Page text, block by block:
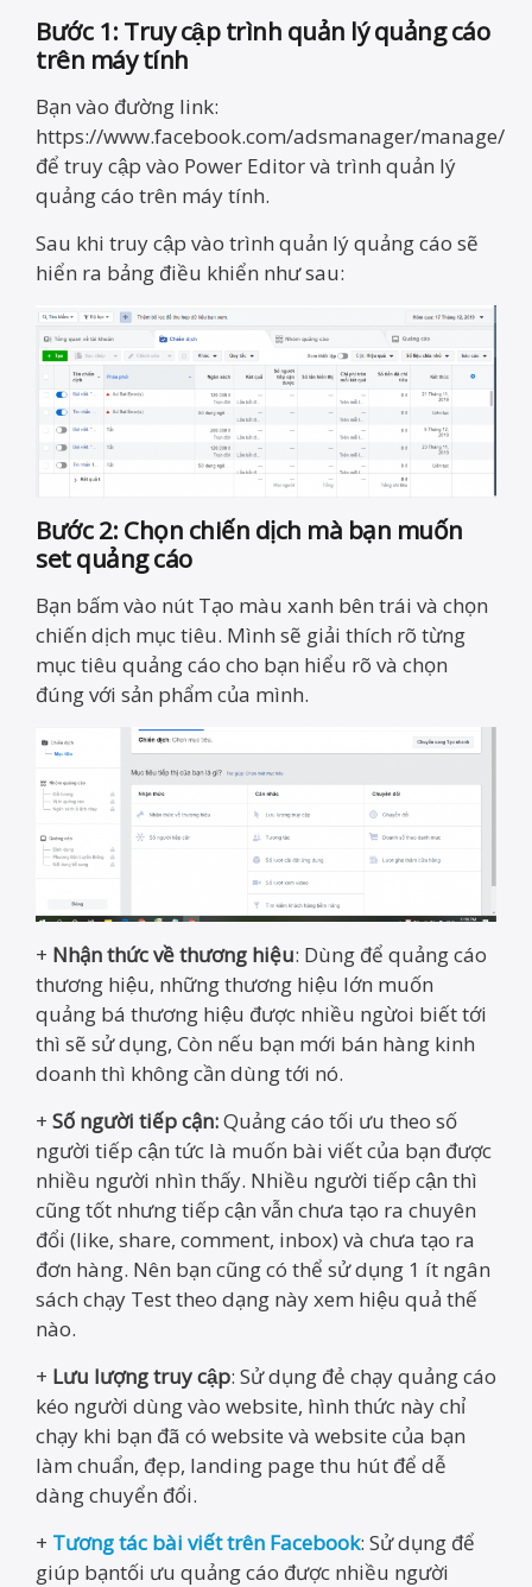
Bước 1: Truy cập trình quản lý quảng cáo
trên máy tính
Bạn vào đường link:
https://www.facebook.com/adsmanager/manage/
để truy cập vào Power Editor và trình quản lý
quảng cáo trên máy tính.
Sau khi truy cập vào trình quản lý quảng cáo sẽ
hiển ra bảng điều khiển như sau:
Bước 2: Chọn chiến dịch mà bạn muốn
set quảng cáo
Bạn bấm vào nút Tạo màu xanh bên trái và chọn
chiến dịch mục tiêu. Mình sẽ giải thích rõ từng
mục tiêu quảng cáo cho bạn hiểu rõ và chọn
đúng với sản phẩm của mình.
+ Nhận thức về thương hiệu: Dùng để quảng cáo
thương hiệu, những thương hiệu lớn muốn
quảng bá thương hiệu được nhiều ngừoi biết tới
thì sẽ sử dụng, Còn nếu bạn mới bán hàng kinh
doanh thì không cần dùng tới nó.
+ Số người tiếp cận:Quảng cáo tối ưu theo số
người tiếp cận tức là muốn bài viết của bạn được
nhiều người nhìn thấy. Nhiều người tiếp cận thì
cũng tốt nhưng tiếp cận vẫn chưa tạo ra chuyên
đổi (like, share, comment, inbox) và chưa tạo ra
đơn hàng. Nên bạn cũng có thể sử dụng 1 ít ngân
sách chạy Test theo dạng này xem hiệu quả thế
nào.
+ Lưu lượng truy cập: Sử dụng đẻ chạy quảng cáo
kéo người dùng vào website, hình thức này chỉ
chạy khi bạn đã có website và website của bạn
làm chuẩn, đẹp, landing page thu hút để dễ
dàng chuyển đổi.
+ Tương tác bài viết trên Facebook: Sử dụng để
giúp bạntối ưu quảng cáo được nhiều người